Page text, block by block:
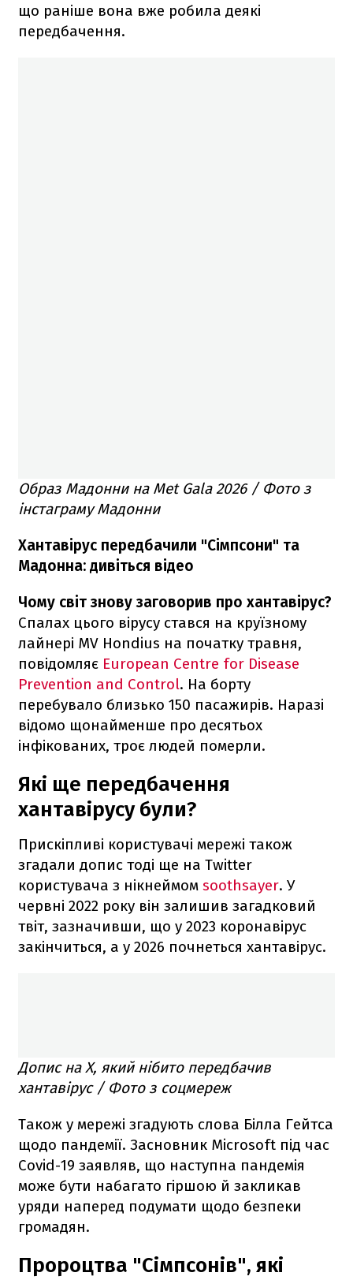
що раніше вона вже робила деякі
передбачення.
Образ Мадонни на Met Gala 2026 / Фото з
інстаграму Мадонни
Хантавірус передбачили "Сімпсони" та
Мадонна: дивіться відео
Чому світ знову заговорив про хантавірус?
Спалах цього вірусу стався на круїзному
лайнері MV Hondius на початку травня,
повідомляє European Centre for Disease
Prevention and Control. На борту
перебувало близько 150 пасажирів. Наразі
відомо щонайменше про десятьох
інфікованих, троє людей померли.
Які ще передбачення
хантавірусу були?
Прискіпливі користувачі мережі також
згадали допис тоді ще на Twitter
користувача з нікнеймом soothsayer. У
червні 2022 року він залишив загадковий
твіт, зазначивши, що у 2023 коронавірус
закінчиться, а у 2026 почнеться хантавірус.
Допис на Х, який нібито передбачив
хантавірус / Фото з соцмереж
Також у мережі згадують слова Білла Гейтса
щодо пандемії. Засновник Microsoft під час
Covid-19 заявляв, що наступна пандемія
може бути набагато гіршою й закликав
уряди наперед подумати щодо безпеки
громадян.
Пророцтва "Сімпсонів", які